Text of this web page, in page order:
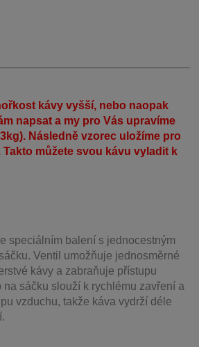
kávy vyšší, nebo naopak
napsat a my pro Vás upravíme
Následně vzorec uložíme pro
můžete svou kávu vyladit k
speciálním balení s jednocestným
Ventil umožňuje jednosměrné
kávy a zabraňuje přístupu
sáčku slouží k rychlému zavření a
vzduchu, takže káva vydrží déle